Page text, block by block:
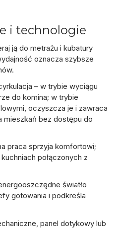
i technologie
ją do metrażu i kubatury
oznacza szybsze
– w trybie wyciągu
do komina; w trybie
, oczyszcza je i zawraca
mieszkań bez dostępu do
praca sprzyja komfortowi;
połączonych z
światło
gotowania i podkreśla
panel dotykowy lub